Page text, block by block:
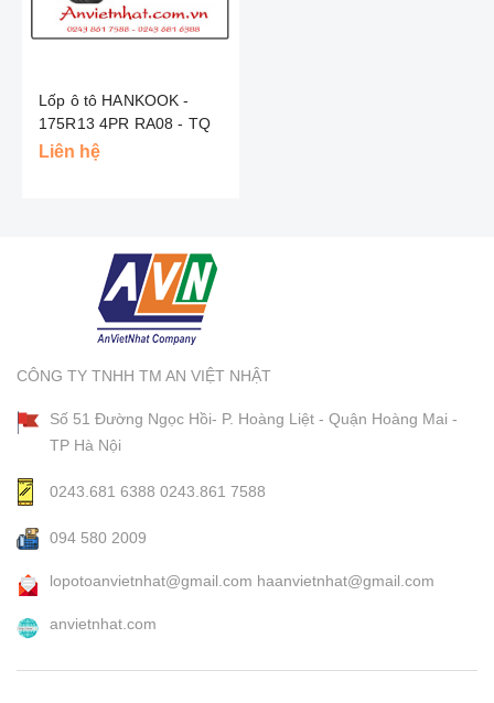
Lốp ô tô HANKOOK -
175R13 4PR RA08 - TQ
Liên hệ
CÔNG TY TNHH TM AN VIỆT NHẬT
Số 51 Đường Ngọc Hồi- P. Hoàng Liệt - Quận Hoàng Mai -
TP Hà Nội
0243.681 6388 0243.861 7588
094 580 2009
lopotoanvietnhat@gmail.com haanvietnhat@gmail.com
anvietnhat.com